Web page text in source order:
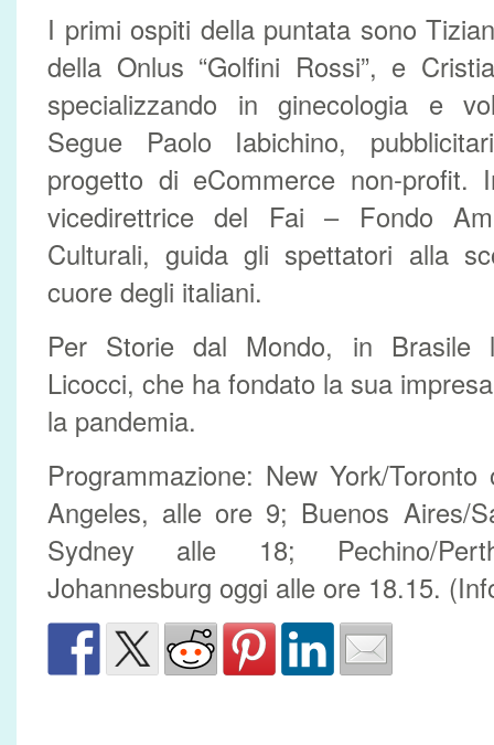
I primi ospiti della puntata sono
della Onlus “Golfini Rossi”, e
specializzando in ginecologia e
Segue Paolo Iabichino,
progetto di eCommerce non‐profit.
vicedirettrice del Fai – Fondo
Culturali, guida gli spettatori alla
cuore degli italiani.
Per Storie dal Mondo, in Brasile
Licocci, che ha fondato la sua
la pandemia.
Programmazione: New York/
Angeles, alle ore 9; Buenos Aires/
Sydney alle 18; Pechino/
Johannesburg oggi alle ore 18.15.